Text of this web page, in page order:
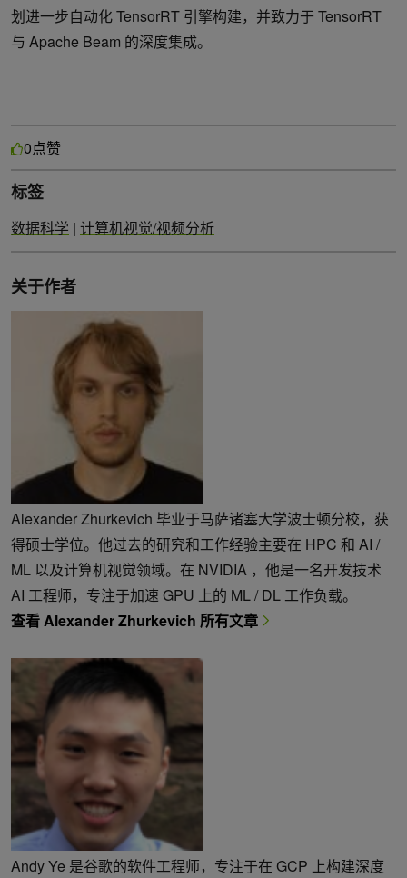
划进一步自动化 TensorRT 引擎构建，并致力于 TensorRT
与 Apache Beam 的深度集成。
0点赞
标签
数据科学 | 计算机视觉/视频分析
关于作者
Alexander Zhurkevich 毕业于马萨诸塞大学波士顿分校，获
得硕士学位。他过去的研究和工作经验主要在 HPC 和 AI /
ML 以及计算机视觉领域。在 NVIDIA ，他是一名开发技术
AI 工程师，专注于加速 GPU 上的 ML / DL 工作负载。
查看 Alexander Zhurkevich 所有文章
Andy Ye 是谷歌的软件工程师，专注于在 GCP 上构建深度